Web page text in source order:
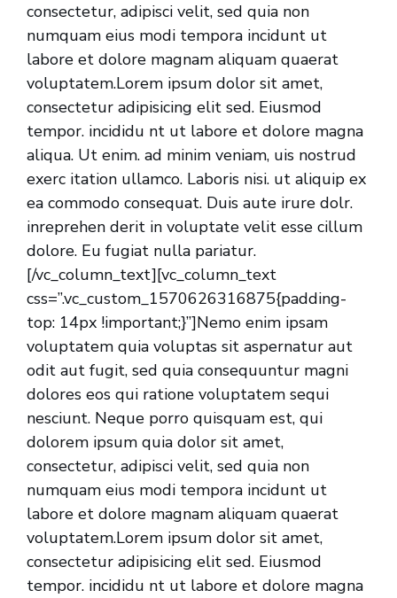
consectetur, adipisci velit, sed quia non
numquam eius modi tempora incidunt ut
labore et dolore magnam aliquam quaerat
voluptatem.Lorem ipsum dolor sit amet,
consectetur adipisicing elit sed. Eiusmod
tempor. incididu nt ut labore et dolore magna
aliqua. Ut enim. ad minim veniam, uis nostrud
exerc itation ullamco. Laboris nisi. ut aliquip ex
ea commodo consequat. Duis aute irure dolr.
inreprehen derit in voluptate velit esse cillum
dolore. Eu fugiat nulla pariatur.
[/vc_column_text][vc_column_text
css=”.vc_custom_1570626316875{padding-
top: 14px !important;}”]Nemo enim ipsam
voluptatem quia voluptas sit aspernatur aut
odit aut fugit, sed quia consequuntur magni
dolores eos qui ratione voluptatem sequi
nesciunt. Neque porro quisquam est, qui
dolorem ipsum quia dolor sit amet,
consectetur, adipisci velit, sed quia non
numquam eius modi tempora incidunt ut
labore et dolore magnam aliquam quaerat
voluptatem.Lorem ipsum dolor sit amet,
consectetur adipisicing elit sed. Eiusmod
tempor. incididu nt ut labore et dolore magna